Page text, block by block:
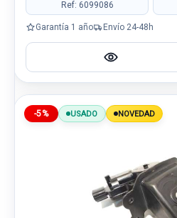
Ref: 6099086
Garantía 1 año Envío 24-48h
-5% USADO NOVEDAD